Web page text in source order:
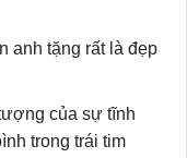
anh tặng rất là đẹp
của sự tĩnh
trong trái tim